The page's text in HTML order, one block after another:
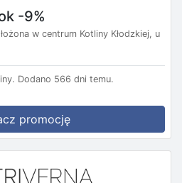
-9%
w centrum Kotliny Kłodzkiej, u
Dodano 566 dni temu.
promocję